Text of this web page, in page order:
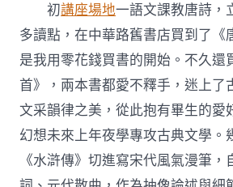
初講座場地一語文課教唐詩，
多讀點，在中華路舊書店買到了《
是我用零花錢買書的開始。不久還
首》，兩本書都愛不釋手，迷上了
文采韻律之美，從此抱有畢生的愛
幻想未來上年夜學專攻古典文學。
《水滸傳》切進寫宋代風氣漫筆